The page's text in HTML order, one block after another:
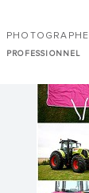
PHOTOGRAPHE
PROFESSIONNEL